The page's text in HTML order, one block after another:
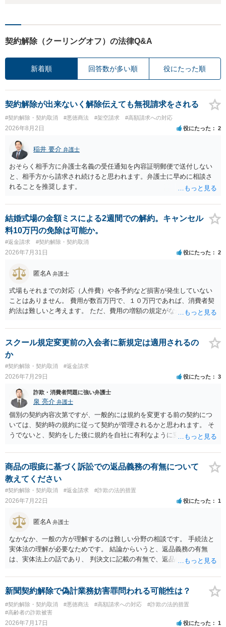
契約解除（クーリングオフ）の法律Q&A
新着順 回答数が多い順 役にたった順
契約解除が出来ないく解除伝えても無視請求をされる
#契約解除・契約取消 #悪徳商法 #架空請求 #高額請求への対応
2026年8月2日 役にたった 2
稲井 要介 弁護士
おそらく相手方に弁護士名義の受任通知を内容証明郵便で送付しない
と、相手方から請求され続けると思われます。弁護士に早めに相談さ
れることを推奨します。
結婚式場の金額ミスによる2週間での解約。キャンセル
料10万円の免除は可能か。
#返金請求 #契約解除・契約取消
2026年7月31日 役にたった 2
匿名A 弁護士
式場もそれまでの対応（人件費）や各予約など損害が発生していない
ことはありません。 費用が数百万円で、１０万円であれば、消費者契
約法は難しいと考えます。 ただ、費用の増額の規定がなかったのに増
ということになり、解約するのは理由がないことになります。
スクール規定変更前の入会者に新規定は適用されるの
か
#契約解除・契約取消 #返金請求
2026年7月29日 役にたった 3
詐欺・消費者問題に強い弁護士
泉 亮介 弁護士
個別の契約内容次第ですが、一般的には規約を変更する前の契約につ
いては、契約時の規約に従って契約が管理されるかと思われます。 そ
うでないと、契約をした後に規約を自社に有利なように変更し、それ
る場合があるかと思われます。
商品の瑕疵に基づく訴訟での返品義務の有無について
教えてください
#契約解除・契約取消 #返金請求 #詐欺の法的措置
2026年7月22日 役にたった 1
匿名A 弁護士
なかなか、一般の方が理解するのは難しい分野の相談です。 手続法と
実体法の理解が必要なためです。 結論からいうと、返品義務の有無
は、実体法上の話であり、 判決文に記載の有無で、返品義務の有無が
品せよ」と判決文に書かれていなくても、 全額支払い判決の前提とし
て、契約不適合責任を理由に契約を解除してれば、 原状回復義務とし
て、相談者さんは、商品の返品義務を負うことになります。 ただし、
訴訟上何等かの形で、返品義務の有無が争われ争点化していたが、 結
論として、返品義務が存在しないというような判断が判決理由中で下
新聞契約解除で偽計業務妨害罪問われる可能性は？
#契約解除・契約取消 #悪徳商法 #高額請求への対応
#詐欺の法的措置
#高齢者の詐欺被害
2026年7月17日 役にたった 1